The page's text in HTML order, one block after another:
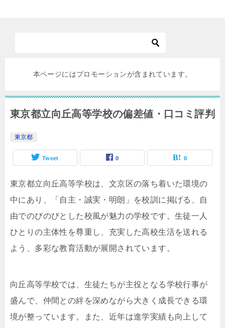
本ページにはプロモーションが含まれています。
東京都立向丘高等学校の偏差値・口コミ評判
東京都
Tweet 0 0
東京都立向丘高等学校は、文京区の落ち着いた環境の
中にあり、「自主・誠実・明朗」を校訓に掲げる、自
由でのびのびとした校風が魅力の学校です。生徒一人
ひとりの主体性を尊重し、充実した高校生活を送れる
よう、多彩な教育活動が展開されています。
向丘高等学校では、生徒たちが主役となる学校行事が
盛んで、仲間との絆を深めながら大きく成長できる環
境が整っています。また、近年は進学実績も向上して